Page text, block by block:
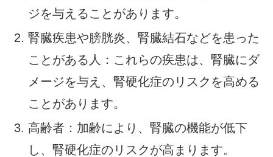
ジを与えることがあります。
腎臓疾患や膀胱炎、腎臓結石などを患った
ことがある人：これらの疾患は、腎臓にダ
メージを与え、腎硬化症のリスクを高める
ことがあります。
高齢者：加齢により、腎臓の機能が低下
し、腎硬化症のリスクが高まります。